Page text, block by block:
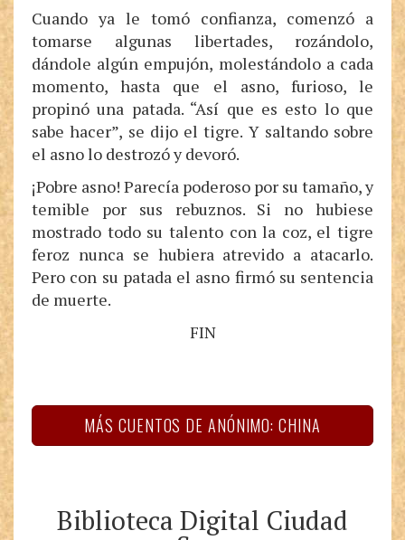
Cuando ya le tomó confianza, comenzó a
tomarse algunas libertades, rozándolo,
dándole algún empujón, molestándolo a cada
momento, hasta que el asno, furioso, le
propinó una patada. “Así que es esto lo que
sabe hacer”, se dijo el tigre. Y saltando sobre
el asno lo destrozó y devoró.
¡Pobre asno! Parecía poderoso por su tamaño, y
temible por sus rebuznos. Si no hubiese
mostrado todo su talento con la coz, el tigre
feroz nunca se hubiera atrevido a atacarlo.
Pero con su patada el asno firmó su sentencia
de muerte.
FIN
MÁS CUENTOS DE ANÓNIMO: CHINA
Biblioteca Digital Ciudad